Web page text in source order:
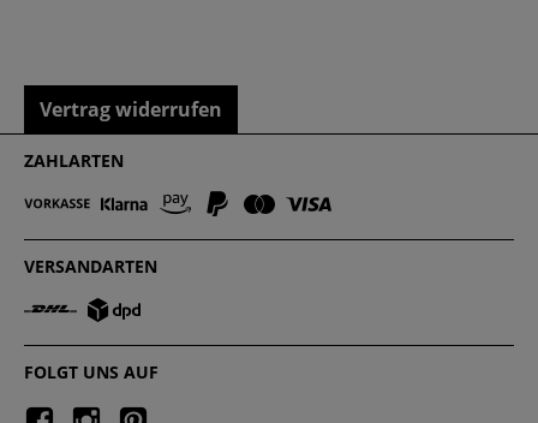
Vertrag widerrufen
ZAHLARTEN
VERSANDARTEN
FOLGT UNS AUF